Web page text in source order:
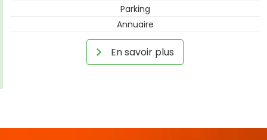
Parking
Annuaire
En savoir plus